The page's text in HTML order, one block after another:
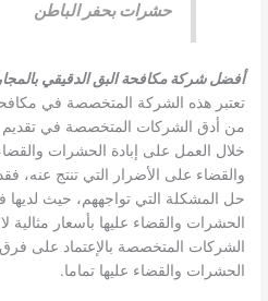
حشرات بحفر الباطن
أفضل شركة مكافحة البق الدقيقي
تعتبر هذه الشركة المتخصصة في مكافحة
من أدق الشركات المتخصصة في تقديم
خلال العمل على إبادة الحشرات
والقضاء على الأضرار التي تنتج عنه،
حل المشكلة التي تواجههم، حيث
الحشرات والقضاء عليها بأسعار مثالية
الشركات المتخصصة بالإعتماد على
الحشرات والقضاء عليها تماما.